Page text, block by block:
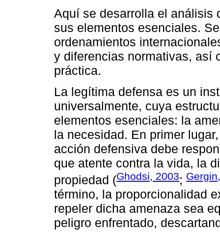
Aquí se desarrolla el análisis
sus elementos esenciales.
ordenamientos
y diferencias normativas, así
práctica.
La legítima defensa es un
universalmente, cuya
elementos esenciales: la
la necesidad. En primer
acción defensiva debe
que atente contra la vida, la
propiedad (Ghodsi, 2003;
término, la proporcionalidad
repeler dicha amenaza sea
peligro enfrentado,